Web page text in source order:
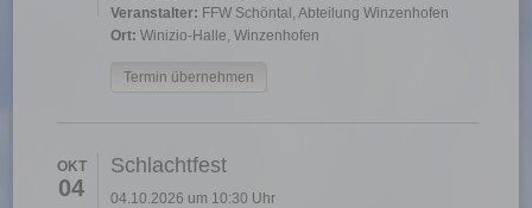
Veranstalter: FFW Schöntal, Abteilung Winzenhofen
Ort: Winizio-Halle, Winzenhofen
Termin übernehmen
OKT
04
Schlachtfest
04.10.2026 um 10:30 Uhr